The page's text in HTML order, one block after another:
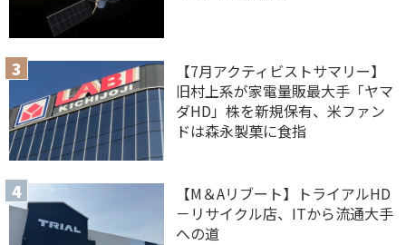
【7月アクティビストサマリー】
旧村上系が家電量販最大手「ヤマ
ダHD」株を新規保有、米ファン
ドは森永製菓に食指
【M＆Aリブート】トライアルHD
－リサイクル店、ITから流通大手
への道